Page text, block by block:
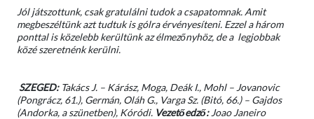
Jól játszottunk, csak gratulálni tudok a csapatomnak. Amit
megbeszéltünk azt tudtuk is gólra érvényesíteni. Ezzel a három
ponttal is közelebb kerültünk az élmezőnyhöz, de a legjobbak
közé szeretnénk kerülni.
SZEGED:Takács J. – Kárász, Moga, Deák I., Mohl – Jovanovic
(Pongrácz, 61.), Germán, Oláh G., Varga Sz. (Bitó, 66.) – Gajdos
(Andorka, a szünetben), Kóródi. Vezetőedző: Joao Janeiro